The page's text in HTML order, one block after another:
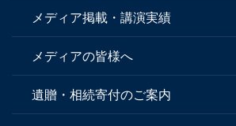
メディア掲載・講演実績
メディアの皆様へ
遺贈・相続寄付のご案内